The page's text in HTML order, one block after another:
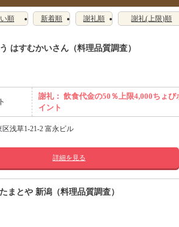
順 新着順 謝礼順 謝礼(上限)順
はすむかいさん（料理品質調査）
謝礼： 飲食代金の50％上限4,000ちょび
イント
浅草1-21-2 富永ビル
詳細を見る
まとや 新潟（料理品質調査）